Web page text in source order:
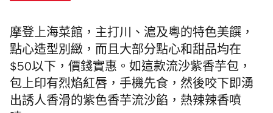
摩登上海菜館，主打川、滬及粵的特色美饌，
點心造型別緻，而且大部分點心和甜品均在
$50以下，價錢實惠。如這款流沙紫香芋包，
包上印有烈焰紅唇，手機先食，然後咬下即湧
出誘人香滑的紫色香芋流沙餡，熱辣辣香噴